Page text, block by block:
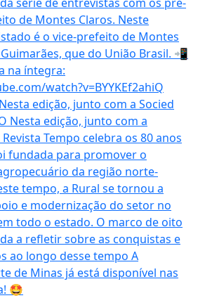
edição, junto com a Socied